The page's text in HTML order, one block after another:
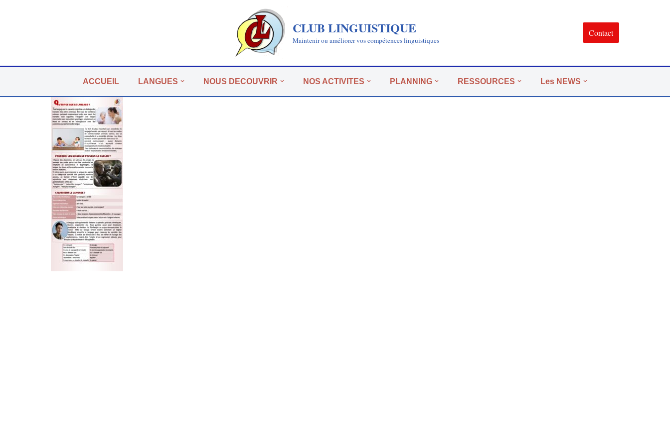
CLUB LINGUISTIQUE
Maintenir ou améliorer vos compétences linguistiques
Contact
ACCUEIL LANGUES NOUS DECOUVRIR NOS ACTIVITES PLANNING RESSOURCES Les NEWS